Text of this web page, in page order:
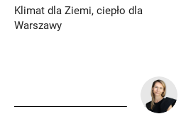
Klimat dla Ziemi, ciepło dla
Warszawy